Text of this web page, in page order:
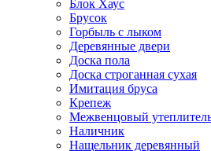
Блок Хаус
Брусок
Горбыль с лыком
Деревянные двери
Доска пола
Доска строганная сухая
Имитация бруса
Крепеж
Межвенцовый
Наличник
Нащельник деревянный